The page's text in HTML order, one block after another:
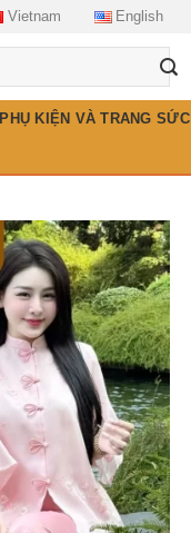
Vietnam English
PHỤ KIỆN VÀ TRANG SỨC